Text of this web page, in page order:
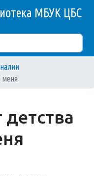
МБУК ЦБС
меня
детства